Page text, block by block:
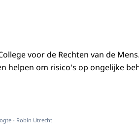
voor de Rechten van de
helpen om risico's op ongelijke
zijn aan het werk op een computer in een
- Robin Utrecht